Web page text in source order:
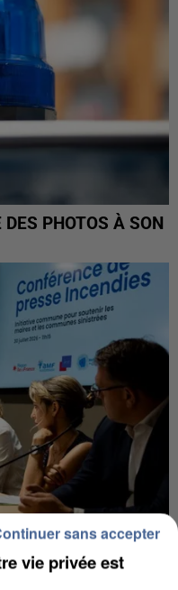
DES PHOTOS À SON
LANCE UN ÉLAN
vie privée est
sans accepter